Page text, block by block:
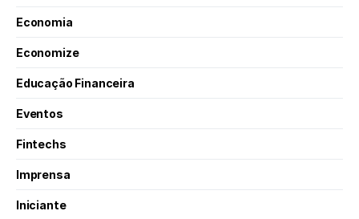
Economia
Economize
Educação Financeira
Eventos
Fintechs
Imprensa
Iniciante